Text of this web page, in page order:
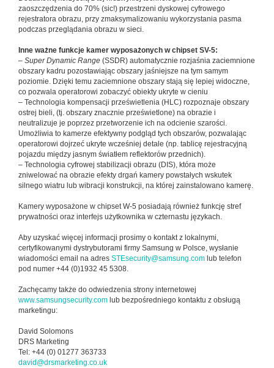
zaoszczędzenia do 70% (sic!) przestrzeni dyskowej cyfrowego
rejestratora obrazu, przy zmaksymalizowaniu wykorzystania pasma
podczas przeglądania obrazu w sieci.
Inne ważne funkcje kamer wyposażonych w chipset SV-5:
– Super Dynamic Range (SSDR) automatycznie rozjaśnia zaciemnione
obszary kadru pozostawiając obszary jaśniejsze na tym samym
poziomie. Dzięki temu zaciemnione obszary stają się lepiej widoczne,
co pozwala operatorowi zobaczyć obiekty ukryte w cieniu
– Technologia kompensacji prześwietlenia (HLC) rozpoznaje obszary
ostrej bieli, (tj. obszary znacznie prześwietlone) na obrazie i
neutralizuje je poprzez przetworzenie ich na odcienie szarości.
Umożliwia to kamerze efektywny podgląd tych obszarów, pozwalając
operatorowi dojrzeć ukryte wcześniej detale (np. tablicę rejestracyjną
pojazdu między jasnym światłem reflektorów przednich).
– Technologia cyfrowej stabilizacji obrazu (DIS), która może
zniwelować na obrazie efekty drgań kamery powstałych wskutek
silnego wiatru lub wibracji konstrukcji, na której zainstalowano kamerę.
Kamery wyposażone w chipset W-5 posiadają również funkcję stref
prywatności oraz interfejs użytkownika w czternastu językach.
Aby uzyskać więcej informacji prosimy o kontakt z lokalnymi,
certyfikowanymi dystrybutorami firmy Samsung w Polsce, wysłanie
wiadomości email na adres STEsecurity@samsung.com lub telefon
pod numer +44 (0)1932 45 5308.
Zachęcamy także do odwiedzenia strony internetowej
www.samsungsecurity.com lub bezpośredniego kontaktu z obsługą
marketingu:
David Solomons
DRS Marketing
Tel: +44 (0) 01277 363733
david@drsmarketing.co.uk